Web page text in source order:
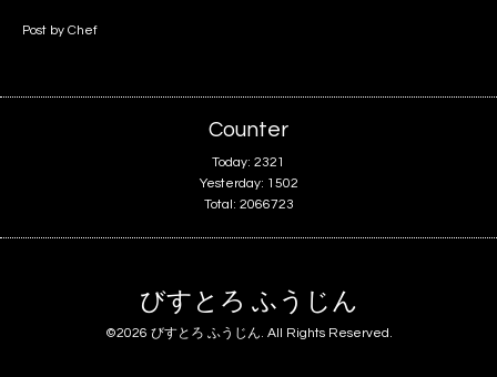
Post by Chef
Counter
Today: 2321
Yesterday: 1502
Total: 2066723
びすとろ ふうじん
©2026 びすとろ ふうじん. All Rights Reserved.